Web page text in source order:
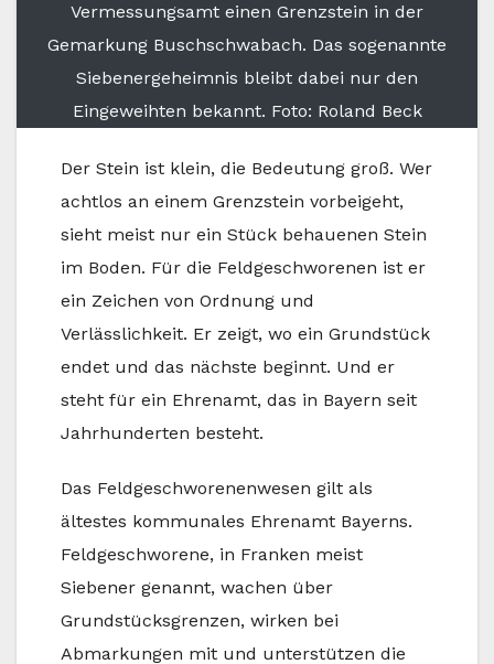
Vermessungsamt einen Grenzstein in der
Gemarkung Buschschwabach. Das sogenannte
Siebenergeheimnis bleibt dabei nur den
Eingeweihten bekannt. Foto: Roland Beck
Der Stein ist klein, die Bedeutung groß. Wer
achtlos an einem Grenzstein vorbeigeht,
sieht meist nur ein Stück behauenen Stein
im Boden. Für die Feldgeschworenen ist er
ein Zeichen von Ordnung und
Verlässlichkeit. Er zeigt, wo ein Grundstück
endet und das nächste beginnt. Und er
steht für ein Ehrenamt, das in Bayern seit
Jahrhunderten besteht.
Das Feldgeschworenenwesen gilt als
ältestes kommunales Ehrenamt Bayerns.
Feldgeschworene, in Franken meist
Siebener genannt, wachen über
Grundstücksgrenzen, wirken bei
Abmarkungen mit und unterstützen die